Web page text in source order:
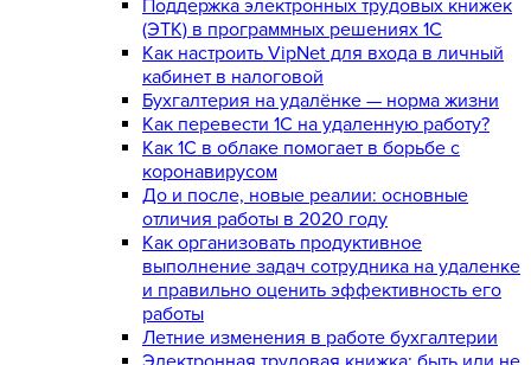
Поддержка электронных трудовых книжек
(ЭТК) в программных решениях 1С
Как настроить VipNet для входа в личный
кабинет в налоговой
Бухгалтерия на удалёнке — норма жизни
Как перевести 1С на удаленную работу?
Как 1С в облаке помогает в борьбе с
коронавирусом
До и после, новые реалии: основные
отличия работы в 2020 году
Как организовать продуктивное
выполнение задач сотрудника на удаленке
и правильно оценить эффективность его
работы
Летние изменения в работе бухгалтерии